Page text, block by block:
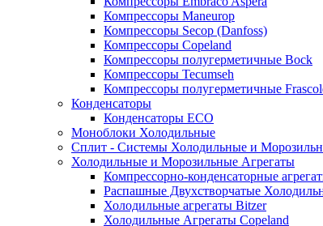
Компрессоры Maneurop
Компрессоры Secop (Danfoss)
Компрессоры Copeland
Компрессоры полугерметичные Bock
Компрессоры Tecumseh
Компрессоры полугерметичные
Конденсаторы
Конденсаторы ECO
Моноблоки Холодильные
Сплит - Системы Холодильные и
Холодильные и Морозильные Агрегаты
Компрессорно-конденсаторные
Распашные Двухстворчатые
Холодильные агрегаты Bitzer
Холодильные Агрегаты Copeland